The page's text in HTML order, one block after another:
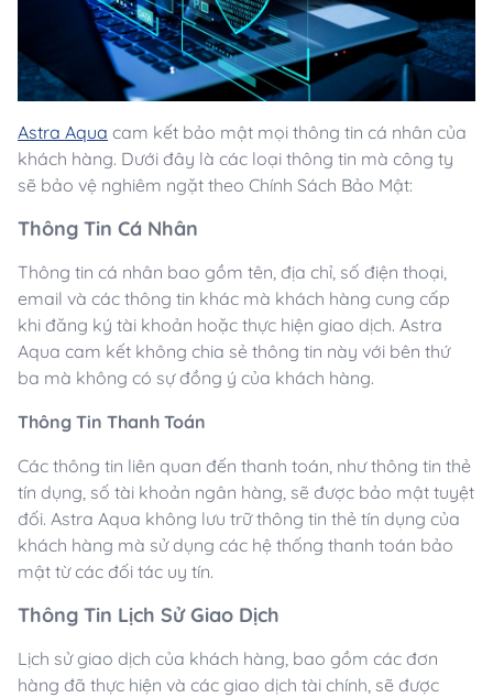
Astra Aqua cam kết bảo mật mọi thông tin cá nhân của
khách hàng. Dưới đây là các loại thông tin mà công ty
sẽ bảo vệ nghiêm ngặt theo Chính Sách Bảo Mật:
Thông Tin Cá Nhân
Thông tin cá nhân bao gồm tên, địa chỉ, số điện thoại,
email và các thông tin khác mà khách hàng cung cấp
khi đăng ký tài khoản hoặc thực hiện giao dịch. Astra
Aqua cam kết không chia sẻ thông tin này với bên thứ
ba mà không có sự đồng ý của khách hàng.
Thông Tin Thanh Toán
Các thông tin liên quan đến thanh toán, như thông tin thẻ
tín dụng, số tài khoản ngân hàng, sẽ được bảo mật tuyệt
đối. Astra Aqua không lưu trữ thông tin thẻ tín dụng của
khách hàng mà sử dụng các hệ thống thanh toán bảo
mật từ các đối tác uy tín.
Thông Tin Lịch Sử Giao Dịch
Lịch sử giao dịch của khách hàng, bao gồm các đơn
hàng đã thực hiện và các giao dịch tài chính, sẽ được